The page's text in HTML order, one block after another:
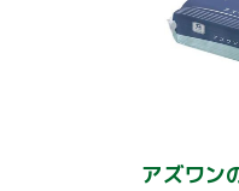
アズワン